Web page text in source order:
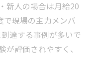
新人の場合は月給20
で現場の主力メンバ
達する事例が多いで
が評価されやすく、